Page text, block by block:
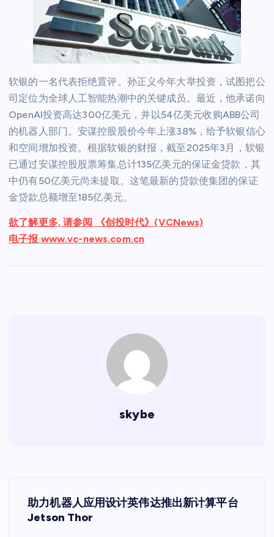
软银的一名代表拒绝置评。孙正义今年大举投资，试图把公
司定位为全球人工智能热潮中的关键成员。最近，他承诺向
OpenAI投资高达300亿美元，并以54亿美元收购ABB公司
的机器人部门。安谋控股股价今年上涨38%，给予软银信心
和空间增加投资。根据软银的财报，截至2025年3月，软银
已通过安谋控股股票筹集总计135亿美元的保证金贷款，其
中仍有50亿美元尚未提取。这笔最新的贷款使集团的保证
金贷款总额增至185亿美元。
欲了解更多, 请参阅 《创投时代》(VCNews)
电子报 www.vc-news.com.cn
skybe
文
章
助力机器人应用设计英伟达推出新计算平台
Jetson Thor